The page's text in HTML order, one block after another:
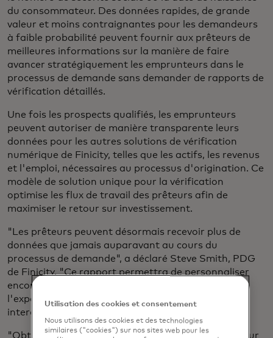
du consommateur. Des données rapides, de grande
valeur et moins contraignantes pour les demandeurs
à faible probabilité peuvent fournir aux prêteurs de
meilleures informations sur la manière de faire
avancer stratégiquement les emprunteurs dans le
processus de demande sans demander de rapports de
vérification détaillés.
Une fois les prospects qualifiés, les emprunteurs
peuvent autoriser de manière transparente leurs
données pour les autres solutions de vérification
numérique de Finicity, telles que les actifs, les revenus
et l'emploi, nécessaires au processus d'origination. Ce
modèle de solution unique pour la vérification
optimise les flux de travail des prêteurs afin de
maximiser le retour sur investissement.
"Les prêteurs peuvent désormais recevoir plus de
données que jamais auparavant au cours du
processus de demande", a déclaré Steve Smith, PDG
de Finicity. "Ce rapport permettra de personnaliser
encore davantage les services et d'améliorer
l'expérience des emprunteurs, de leur première
interaction à la clôture de la transaction."
"Obtenir un aperçu vérifié des actifs de l'emprunteur
Utilisation des cookies et consentement
Nous utilisons des cookies et des technologies
similaires ("cookies") sur nos sites web pour les